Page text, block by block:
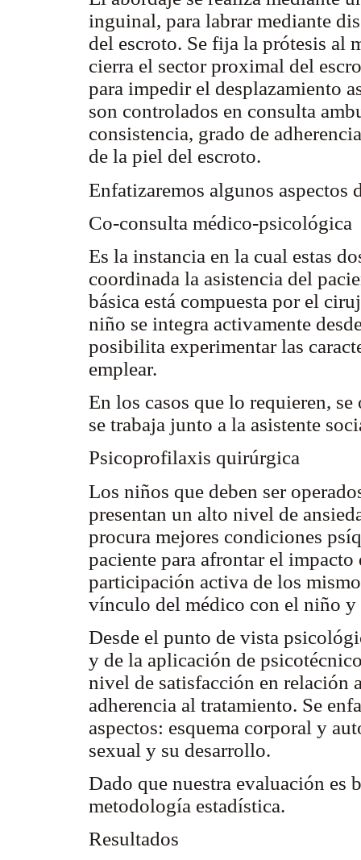
inguinal, para labrar mediante
del escroto. Se fija la prótesis al
cierra el sector proximal del
para impedir el desplazamiento
son controlados en consulta
consistencia, grado de
de la piel del escroto.
Enfatizaremos algunos aspectos
Co-consulta médico-psicológica
Es la instancia en la cual estas
coordinada la asistencia del
básica está compuesta por el
niño se integra activamente
posibilita experimentar las
emplear.
En los casos que lo requieren,
se trabaja junto a la asistente
Psicoprofilaxis quirúrgica
Los niños que deben ser
presentan un alto nivel de
procura mejores condiciones
paciente para afrontar el
participación activa de los
vínculo del médico con el niño
Desde el punto de vista
y de la aplicación de
nivel de satisfacción en relación
adherencia al tratamiento. Se
aspectos: esquema corporal y
sexual y su desarrollo.
Dado que nuestra evaluación es
metodología estadística.
Resultados